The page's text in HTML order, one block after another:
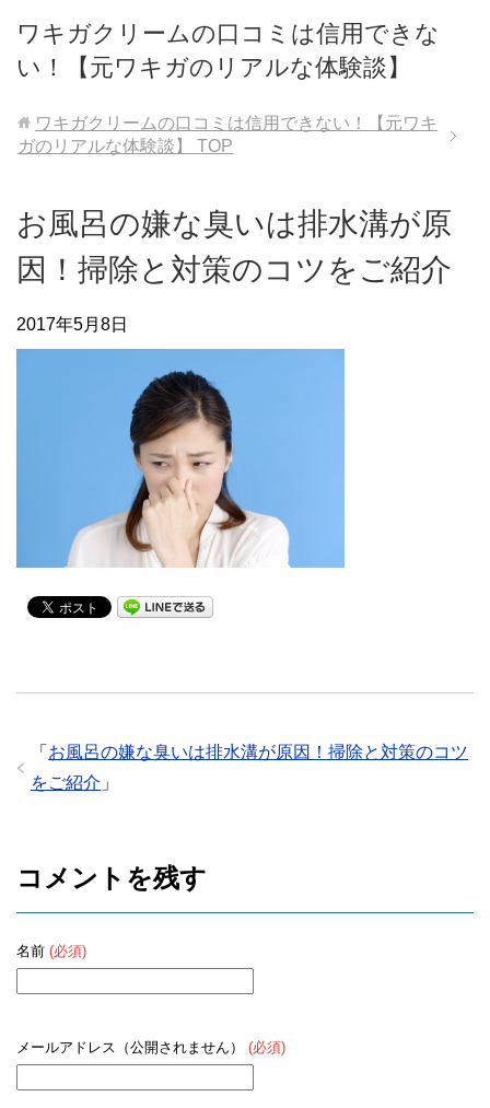
ワキガクリームの口コミは信用できな
い！【元ワキガのリアルな体験談】
ワキガクリームの口コミは信用できない！【元ワキ
ガのリアルな体験談】
TOP
お風呂の嫌な臭いは排水溝が原
因！掃除と対策のコツをご紹介
2017年5月8日
「 お風呂の嫌な臭いは排水溝が原因！掃除と対策のコツ
をご紹介 」
コメントを残す
名前 (必須)
メールアドレス（公開されません） (必須)